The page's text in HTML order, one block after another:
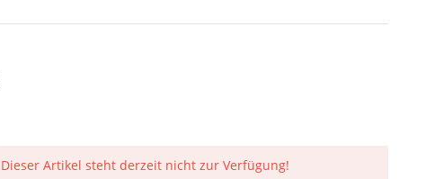
Dieser Artikel steht derzeit nicht zur Verfügung!